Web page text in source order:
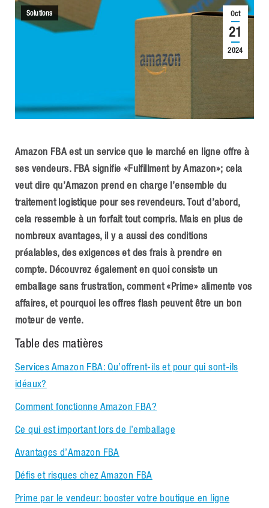
Oct
21
2024
Solutions
Amazon FBA est un service que le marché en ligne offre à
ses vendeurs. FBA signifie «Fulfillment by Amazon»; cela
veut dire qu’Amazon prend en charge l’ensemble du
traitement logistique pour ses revendeurs. Tout d’abord,
cela ressemble à un forfait tout compris. Mais en plus de
nombreux avantages, il y a aussi des conditions
préalables, des exigences et des frais à prendre en
compte. Découvrez également en quoi consiste un
emballage sans frustration, comment «Prime» alimente vos
affaires, et pourquoi les offres flash peuvent être un bon
moteur de vente.
Table des matières
Services Amazon FBA: Qu’offrent-ils et pour qui sont-ils
idéaux?
Comment fonctionne Amazon FBA?
Ce qui est important lors de l’emballage
Avantages d’Amazon FBA
Défis et risques chez Amazon FBA
Prime par le vendeur: booster votre boutique en ligne